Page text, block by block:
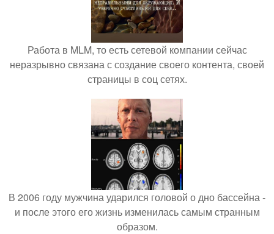
Работа в MLM, то есть сетевой компании сейчас
неразрывно связана с создание своего контента, своей
страницы в соц сетях.
В 2006 году мужчина ударился головой о дно бассейна -
и после этого его жизнь изменилась самым странным
образом.